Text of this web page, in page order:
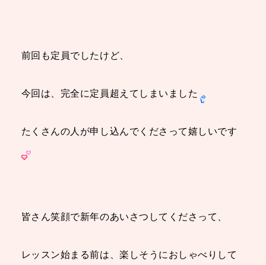
前回も定員でしたけど、
今回は、完全に定員超えてしまいました
たくさんの人が申し込んでくださって嬉しいです
皆さん笑顔で新年のあいさつしてくださって、
レッスン始まる前は、楽しそうにおしゃべりして